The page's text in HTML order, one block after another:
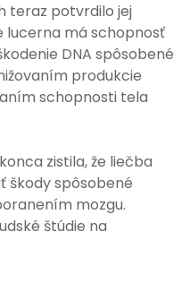
teraz potvrdilo jej
lucerna má schopnosť
DNA spôsobené
produkcie
schopnosti tela
zistila, že liečba
škody spôsobené
mozgu.
štúdie na